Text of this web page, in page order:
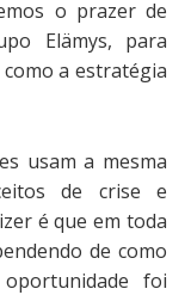
o prazer de
Elämys, para
a estratégia
usam a mesma
de crise e
é que em toda
de como
foi